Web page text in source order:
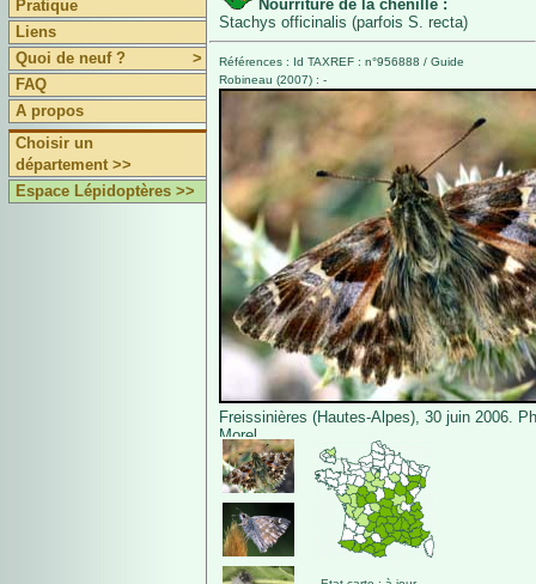
Pratique
Liens
Quoi de neuf ?
>
FAQ
A propos
Choisir un
département >>
Espace Lépidoptères >>
Nourriture de la chenille :
Stachys officinalis (parfois S. recta)
Références : Id TAXREF : n°956888 / Guide
Robineau (2007) : -
Freissinières (Hautes-Alpes), 30 juin 2006.
Morel.